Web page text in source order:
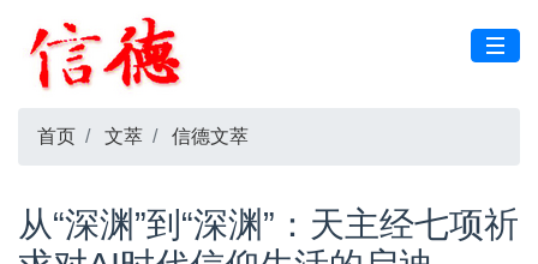
首页 文萃 信德文萃
从“深渊”到“深渊”：天主经七项祈